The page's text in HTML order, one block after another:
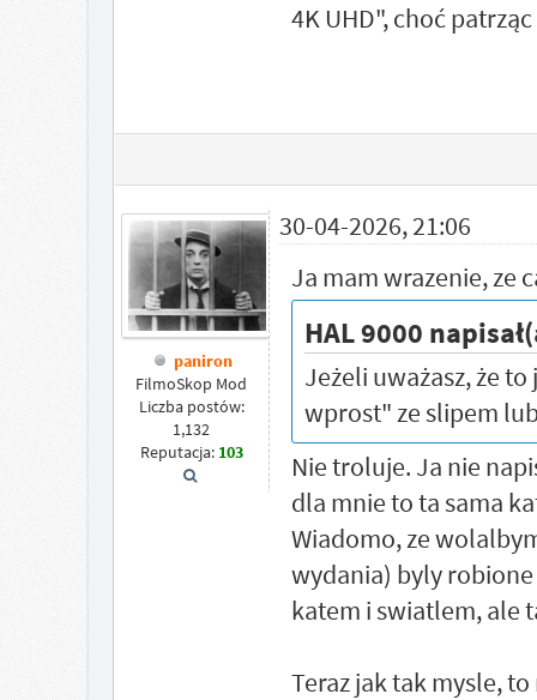
4K UHD", choć
paniron
FilmoSkop Mod
Liczba postów:
1,132
Reputacja: 103
30-04-2026, 21:06
Ja mam wrazenie, ze
HAL 9000
Jeżeli uważasz, że
wprost" ze slipem
Nie troluje. Ja nie
dla mnie to ta sama
Wiadomo, ze
wydania) byly
katem i swiatlem, ale
Teraz jak tak mysle,